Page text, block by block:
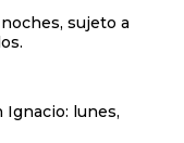
sujeto a
Ignacio: lunes,